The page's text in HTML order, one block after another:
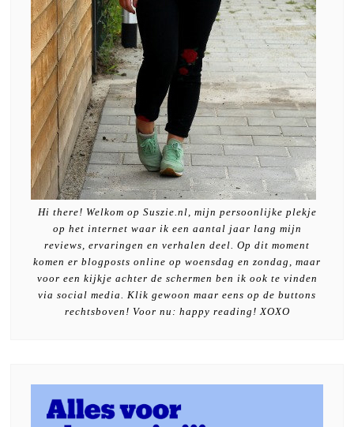
Hi there! Welkom op Suszie.nl, mijn persoonlijke plekje
op het internet waar ik een aantal jaar lang mijn
reviews, ervaringen en verhalen deel. Op dit moment
komen er blogposts online op woensdag en zondag, maar
voor een kijkje achter de schermen ben ik ook te vinden
via social media. Klik gewoon maar eens op de buttons
rechtsboven! Voor nu: happy reading! XOXO